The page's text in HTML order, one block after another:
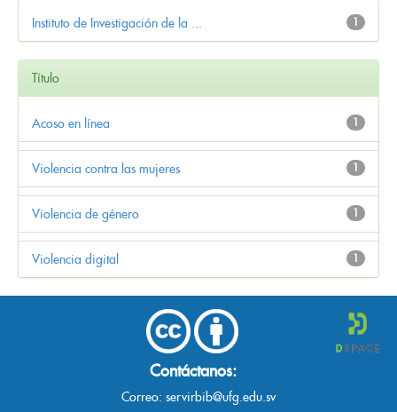
1
Instituto de Investigación de la ...
Título
1
Acoso en línea
1
Violencia contra las mujeres
1
Violencia de género
1
Violencia digital
Contáctanos:
Correo: servirbib@ufg.edu.sv